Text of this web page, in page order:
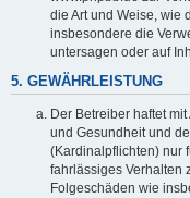
die Art und Weise, wie
insbesondere die
untersagen oder auf
5. GEWÄHRLEISTUNG
Der Betreiber haftet
und Gesundheit und
(Kardinalpflichten) nur
fahrlässiges Verhalten
Folgeschäden wie